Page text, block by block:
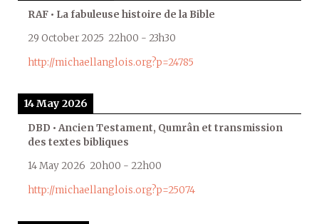
RAF • La fabuleuse histoire de la Bible
29 October 2025 22h00 - 23h30
http://michaellanglois.org?p=24785
14 May 2026
DBD • Ancien Testament, Qumrân et transmission
des textes bibliques
14 May 2026 20h00 - 22h00
http://michaellanglois.org?p=25074